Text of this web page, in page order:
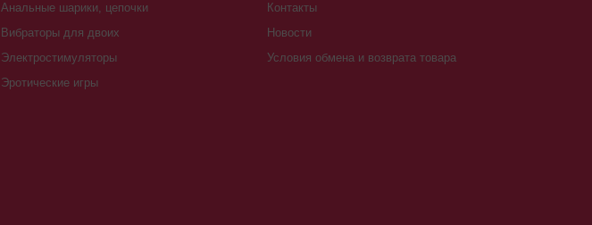
Анальные шарики, цепочки
Вибраторы для двоих
Электростимуляторы
Эротические игры
Контакты
Новости
Условия обмена и возврата товара